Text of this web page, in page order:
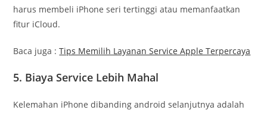
harus membeli iPhone seri tertinggi atau memanfaatkan
fitur iCloud.
Baca juga :Tips Memilih Layanan Service Apple Terpercaya
5. Biaya Service Lebih Mahal
Kelemahan iPhone dibanding android selanjutnya adalah